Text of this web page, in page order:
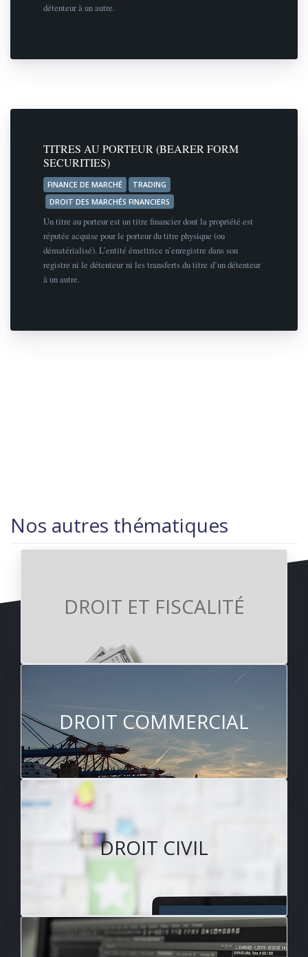
détenteur à un autre.
TITRES AU PORTEUR (BEARER FORM
SECURITIES)
FINANCE DE MARCHÉ
TRADING
DROIT DES MARCHÉS FINANCIERS
Un titre au porteur est un titre financier dont la propriété est
réputée acquise pour le porteur du titre physique (ou
dématérialisé). L’entité émettrice n’enregistre dans son
registre ni le détenteur ni les transferts du titre d’un détenteur
à un autre.
Nos autres thématiques
DROIT ET FISCALITÉ
DROIT COMMERCIAL
DROIT CIVIL